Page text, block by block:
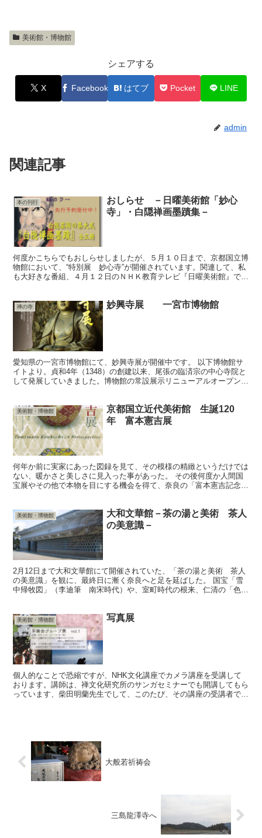
美術館・博物館
シェアする
X Facebook はてブ Pocket LINE
admin
関連記事
本の刊行
おしらせ －日曜美術館「妙心
寺」・白隠禅画墨蹟集－
何度かこちらでもおしらせしましたが、５月１０日まで、京都国立博
物館において、“特別展 妙心寺”が開催されています。関連して、私
も大好きな番組、４月１２日のＮＨＫ教育テレビ『日曜美術館』で下
禅の寺 妙興寺展 一宮市博物館
愛知県の一宮市博物館にて、妙興寺展が開催中です。 以下博物館サ
イトより。貞和4年（1348）の創建以来、尾張の臨済宗の中心寺院と
して発展していきました。博物館の常設展示リニューアルオープンに
美術館・博物館
京都国立近代美術館 生誕120
年 富本憲吉展
何年か前に実家にあった図録を見て、その模様の精緻というだけでは
ない、暖かさと美しさに見入った事があった。 その後何度か人間国
宝展やその他で本物を目にする機会を得て、奈良の「富本憲吉記念館
美術館・博物館
大和文華館－茶の湯と美術 茶人
の美意識－
2月12日まで大和文華館にて開催されていた、「茶の湯と美術 茶人
の美意識」を観に、最終日に漸く奈良へと足を延ばした。 国宝「雪
中帰牧図」（李迪筆 南宋時代）や、室町時代の根来、仁清の「色絵
美術館・博物館 写真展
個人的なことで恐縮ですが、NHK文化講座でカメラ講座を受講して
おります。講師は、禅文化研究所のサンガセミナーでも開講してもら
っています、柴田明蘭先生でして、このたび、その講座の受講者で初
大般若祈祷会
三島龍澤寺へ